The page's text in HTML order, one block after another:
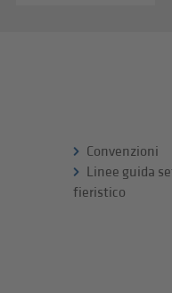
Convenzioni
Linee guida
fieristico